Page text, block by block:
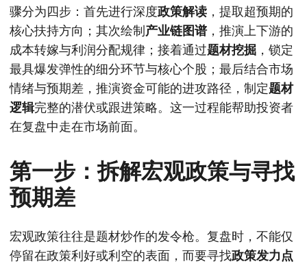
骤分为四步：首先进行深度政策解读 ，提取超预期的
核心扶持方向；其次绘制产业链图谱，推演上下游的
成本转嫁与利润分配规律；接着通过题材挖掘 ，锁定
最具爆发弹性的细分环节与核心个股；最后结合市场
情绪与预期差，推演资金可能的进攻路径，制定题材
逻辑完整的潜伏或跟进策略。这一过程能帮助投资者
在复盘中走在市场前面。
第一步：拆解宏观政策与寻找
预期差
宏观政策往往是题材炒作的发令枪。复盘时，不能仅
停留在政策利好或利空的表面，而要寻找政策发力点